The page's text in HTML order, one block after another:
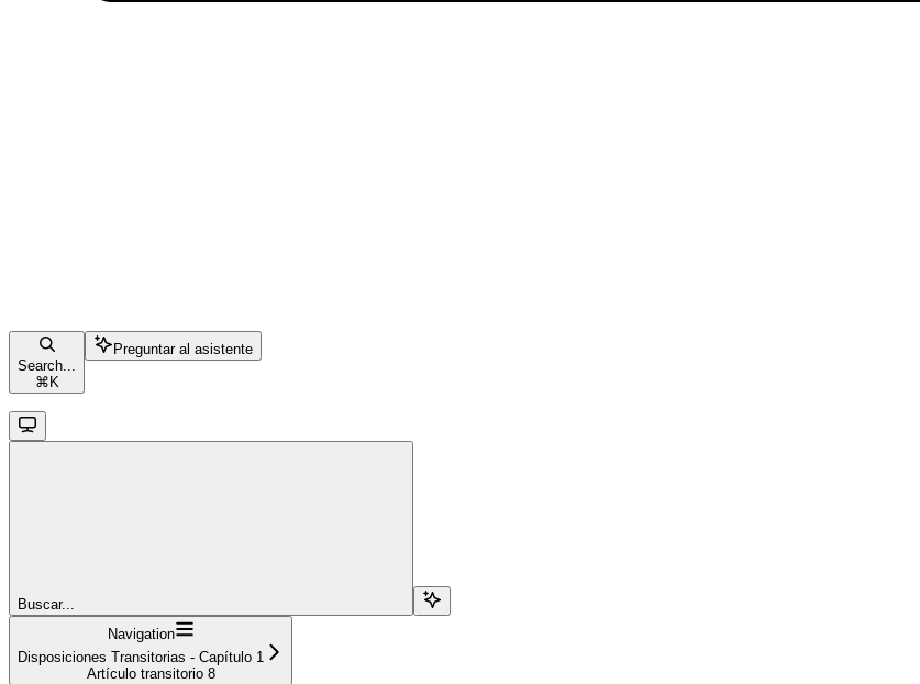
Search...
⌘ K
Preguntar al asistente
Buscar...
Navigation
Disposiciones Transitorias - Capítulo 1
Artículo transitorio 8